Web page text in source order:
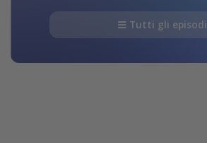
Tutti gli episodi